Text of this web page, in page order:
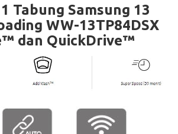
Tabung Samsung 13
WW-13TP84DSX
dan QuickDrive™